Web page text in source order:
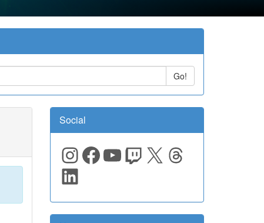
Go!
Social
Instagram
Facebook
YouTube
Twitch
X Threads
LinkedIn